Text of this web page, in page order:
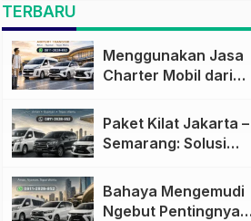
TERBARU
Menggunakan Jasa
Charter Mobil dari
Nyaman dan Fleksibel
Paket Kilat Jakarta –
Semarang: Solusi
Efisien
Bahaya Mengemudi
Ngebut Pentingnya